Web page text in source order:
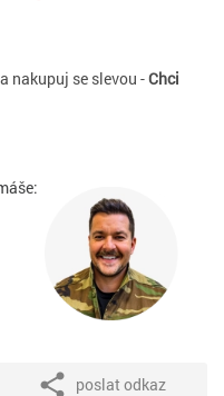
nakupuj se slevou -Chci
poslat odkaz